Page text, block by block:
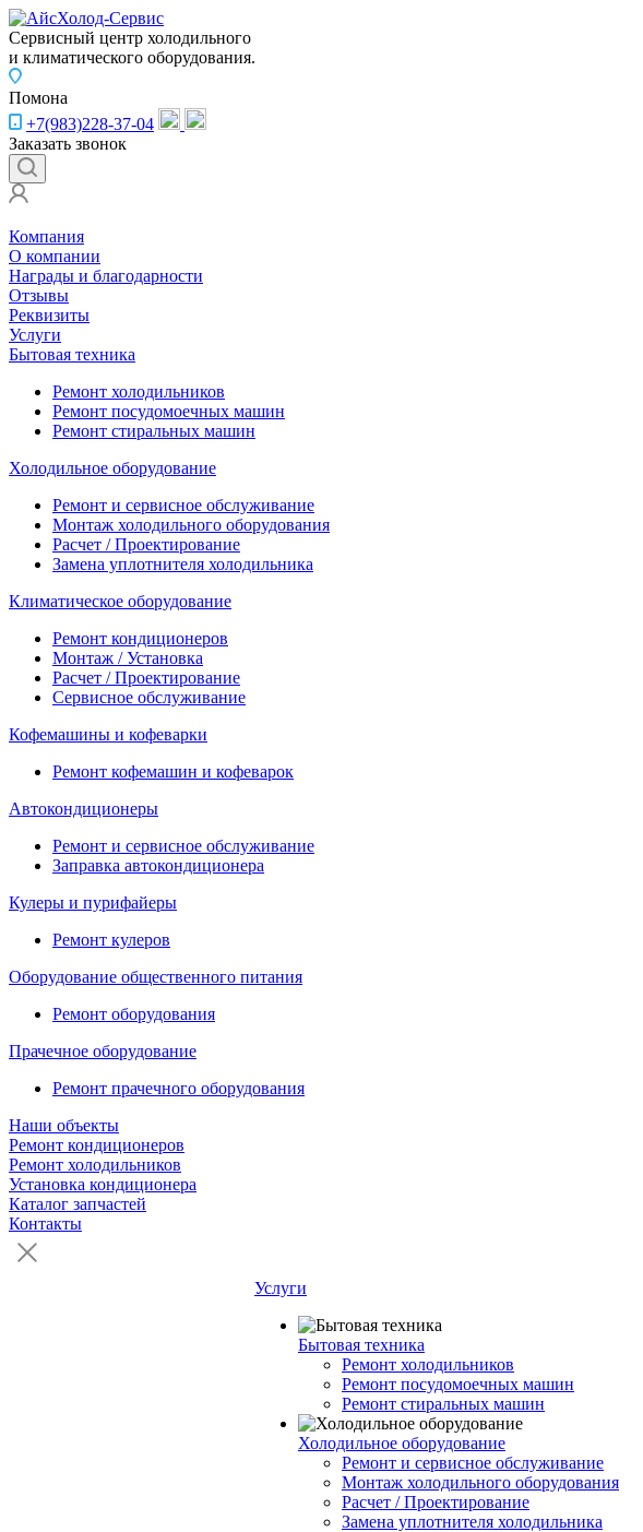
Сервисный центр холодильного
и климатического оборудования.
Помона
+7(983)228-37-04
Заказать звонок
Компания
О компании
Награды и благодарности
Отзывы
Реквизиты
Услуги
Бытовая техника
Ремонт холодильников
Ремонт посудомоечных машин
Ремонт стиральных машин
Холодильное оборудование
Ремонт и сервисное обслуживание
Монтаж холодильного оборудования
Расчет / Проектирование
Замена уплотнителя холодильника
Климатическое оборудование
Ремонт кондиционеров
Монтаж / Установка
Расчет / Проектирование
Сервисное обслуживание
Кофемашины и кофеварки
Ремонт кофемашин и кофеварок
Автокондиционеры
Ремонт и сервисное обслуживание
Заправка автокондиционера
Кулеры и пурифайеры
Ремонт кулеров
Оборудование общественного питания
Ремонт оборудования
Прачечное оборудование
Ремонт прачечного оборудования
Наши объекты
Ремонт кондиционеров
Ремонт холодильников
Установка кондиционера
Каталог запчастей
Контакты
Услуги
Бытовая техника
Ремонт холодильников
Ремонт посудомоечных машин
Ремонт стиральных машин
Холодильное оборудование
Ремонт и сервисное обслуживание
Монтаж холодильного оборудования
Расчет / Проектирование
Замена уплотнителя холодильника